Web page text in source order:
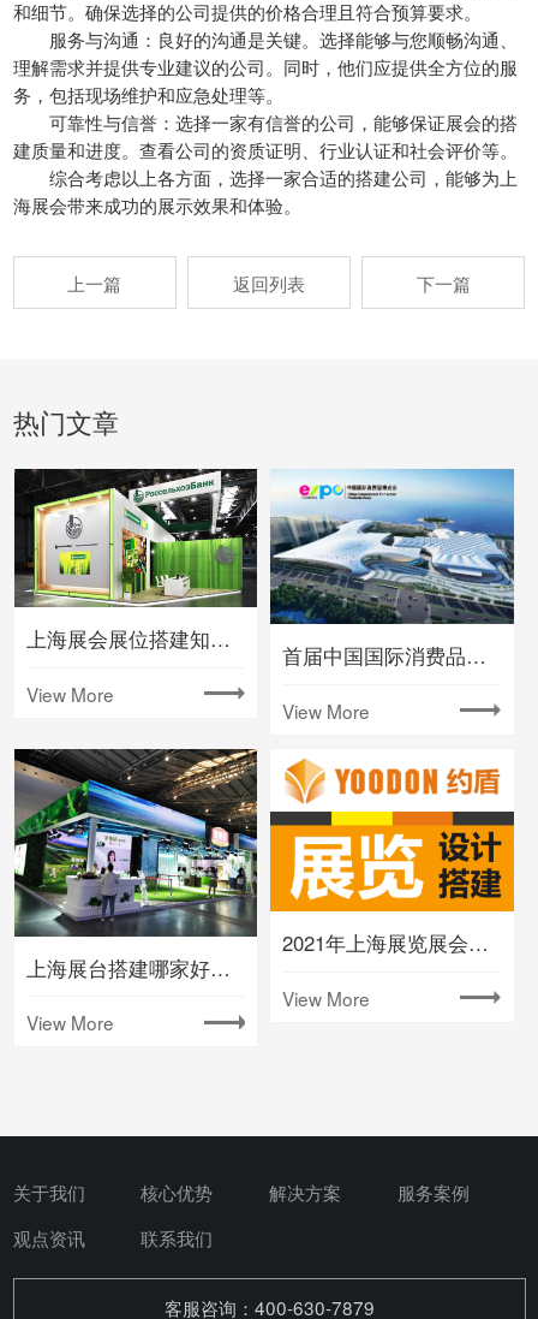
和细节。确保选择的公司提供的价格合理且符合预算要求。
服务与沟通：良好的沟通是关键。选择能够与您顺畅沟通、
理解需求并提供专业建议的公司。同时，他们应提供全方位的服
务，包括现场维护和应急处理等。
可靠性与信誉：选择一家有信誉的公司，能够保证展会的搭
建质量和进度。查看公司的资质证明、行业认证和社会评价等。
综合考虑以上各方面，选择一家合适的搭建公司，能够为上
海展会带来成功的展示效果和体验。
上一篇 返回列表 下一篇
热门文章
上海展会展位搭建知名大型会展公司
View More
首届中国国际消费品博览会将在海南举办
View More
上海展台搭建哪家好要注意什么
View More
2021年上海展览展会时间排期表(下半年)
View More
关于我们 核心优势 解决方案
服务案例
观点资讯
联系我们
客服咨询：400-630-7879